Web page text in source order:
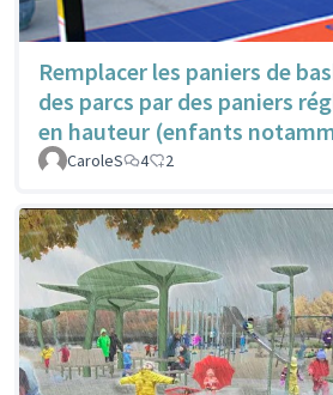
Remplacer les paniers de
des parcs par des paniers
en hauteur (enfants
CaroleS 4 2